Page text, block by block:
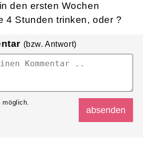
den ersten Wochen
4 Stunden trinken, oder ?
(bzw. Antwort)
möglich.